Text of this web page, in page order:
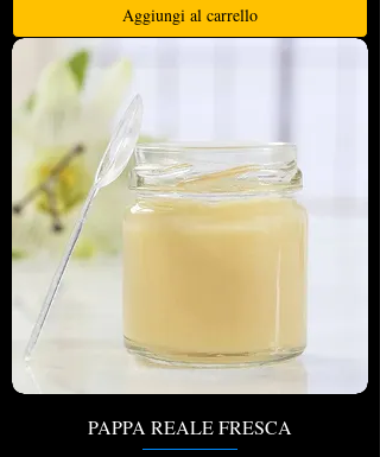
Aggiungi al carrello
PAPPA REALE FRESCA